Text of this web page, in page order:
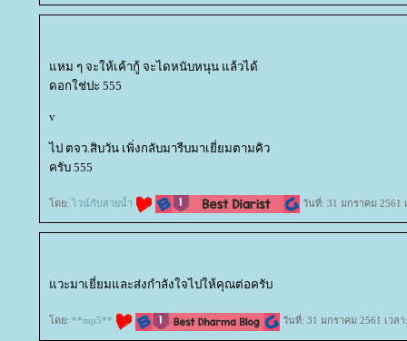
หม ๆ จะให้เค้ากู้ จะไดหนับหนุน แล้วได้
ดอกใช่ปะ 555
v
ไป ตจว.สิบวัน เพิ่งกลับมารีบมาเยี่ยมตามคิว
ครับ 555
ดย:ไวน์กับสายน้ำ วันที่: 31 มกราคม 2561
วะมาเยี่ยมและส่งกำลังใจไปให้คุณต่อครับ
ดย: **mp5** วันที่: 31 มกราคม 2561 เวล